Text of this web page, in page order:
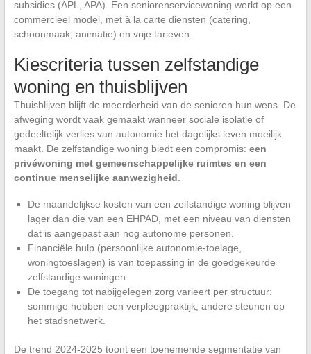
subsidies (APL, APA). Een seniorenservicewoning werkt op een
commercieel model, met à la carte diensten (catering,
schoonmaak, animatie) en vrije tarieven.
Kiescriteria tussen zelfstandige
woning en thuisblijven
Thuisblijven blijft de meerderheid van de senioren hun wens. De
afweging wordt vaak gemaakt wanneer sociale isolatie of
gedeeltelijk verlies van autonomie het dagelijks leven moeilijk
maakt. De zelfstandige woning biedt een compromis: een
privéwoning met gemeenschappelijke ruimtes en een
continue menselijke aanwezigheid
De maandelijkse kosten van een zelfstandige woning blijven
lager dan die van een EHPAD, met een niveau van diensten
dat is aangepast aan nog autonome personen.
Financiële hulp (persoonlijke autonomie-toelage,
woningtoeslagen) is van toepassing in de goedgekeurde
zelfstandige woningen.
De toegang tot nabijgelegen zorg varieert per structuur:
sommige hebben een verpleegpraktijk, andere steunen op
het stadsnetwerk.
De trend 2024-2025 toont een toenemende segmentatie van